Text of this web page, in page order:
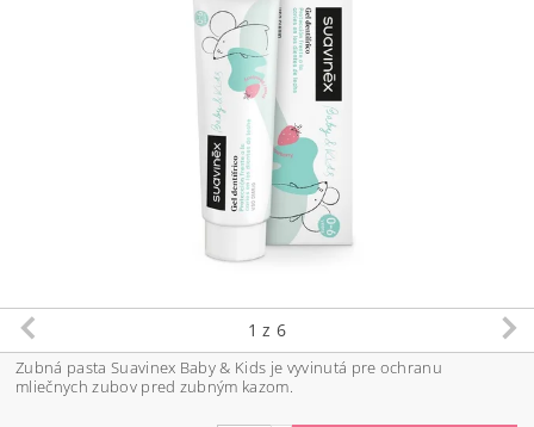
1 z 6
Zubná pasta Suavinex Baby & Kids je vyvinutá pre ochranu
mliečnych zubov pred zubným kazom.